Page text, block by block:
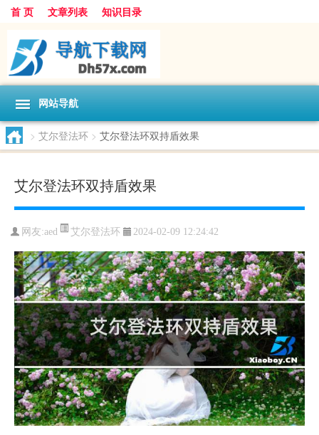
首 页 文章列表 知识目录
网站导航
> 艾尔登法环 > 艾尔登法环双持盾效果
艾尔登法环双持盾效果
网友:aed 艾尔登法环 2024-02-09 12:24:42